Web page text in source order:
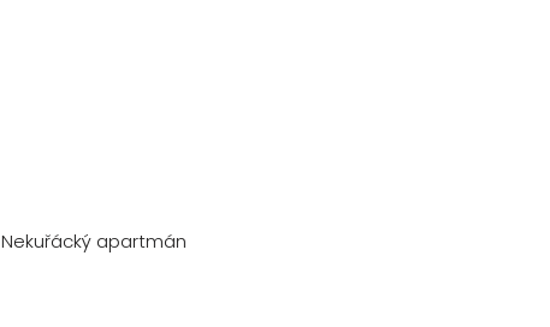
Nekuřácký apartmán